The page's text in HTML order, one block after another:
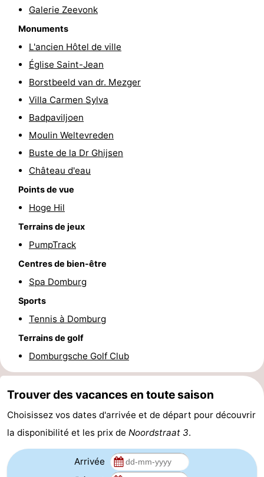
Stationnement
Adresses
Médicales
Région
Zeeland
Schouwen-
Duiveland
Renesse
Brouwershaven
Bruinisse
Zierikzee
Oosterschelde
Burgh
Haamstede
Nature
Kop
van
Walcheren
-
Veere
-
Oranjezon
Oostkapelle
-
Galerie Zeevonk
Monuments
L'ancien Hôtel de ville
Église Saint-Jean
Borstbeeld van dr. Mezger
Villa Carmen Sylva
Badpaviljoen
Moulin Weltevreden
Buste de la Dr Ghijsen
Château d'eau
Points de vue
Hoge Hil
Terrains de jeux
PumpTrack
Centres de bien-être
Spa Domburg
Sports
Tennis à Domburg
Terrains de golf
Domburgsche Golf Club
Trouver des vacances en toute saison
Choisissez vos dates d'arrivée et de départ pour découvrir
la disponibilité et les prix de Noordstraat 3.
Arrivée